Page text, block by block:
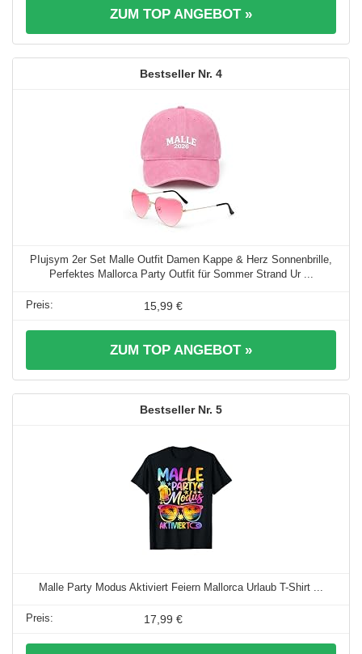
ZUM TOP ANGEBOT »
4
PIujsym 2er Set Malle Outfit Damen Kappe & Herz Sonnenbrille,
Perfektes Mallorca Party Outfit für Sommer Strand Ur ...
15,99 €
ZUM TOP ANGEBOT »
5
Malle Party Modus Aktiviert Feiern Mallorca Urlaub T-Shirt ...
17,99 €